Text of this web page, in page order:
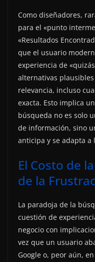
Como diseñadores,
para el «punto
«Resultados
que el usuario
experiencia de
alternativas
relevancia, incluso
exacta. Esto implica
búsqueda no es solo
de información, sino
anticipa y se adapta
El Costo de
de la
La paradoja de la
cuestión de
negocio con
vez que un usuario
Google o, peor aún,